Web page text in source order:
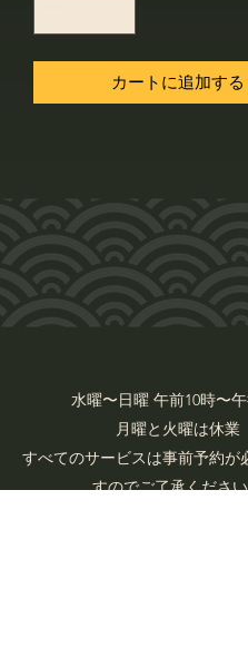
カートに追加する
水曜〜日曜 午前10時〜
月曜と火曜は休業
すべてのサービスは事前予約が
すのでご了承くださ